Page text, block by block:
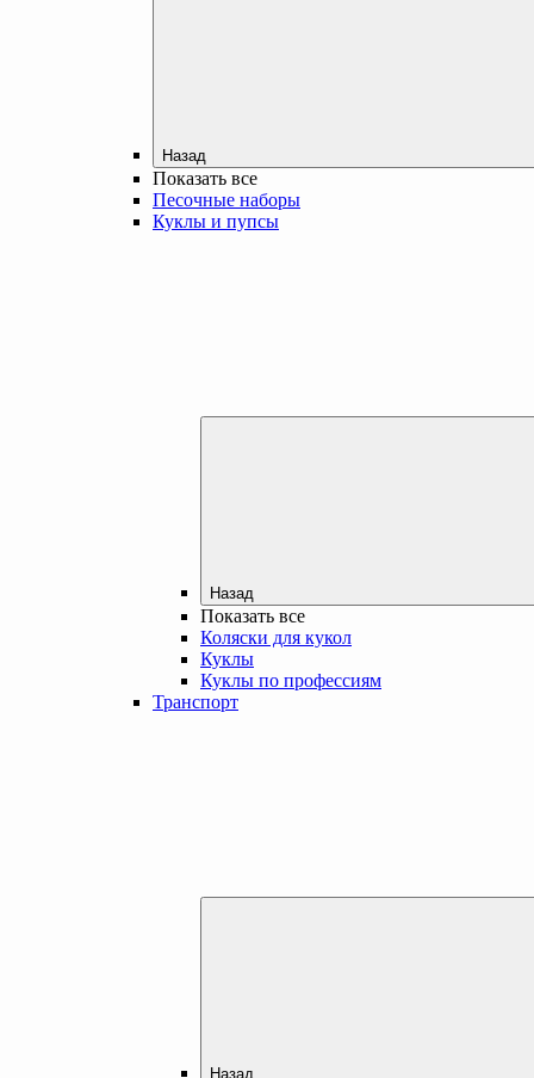
Назад
Показать все
Песочные наборы
Куклы и пупсы
Назад
Показать все
Коляски для кукол
Куклы
Куклы по профессиям
Транспорт
Назад